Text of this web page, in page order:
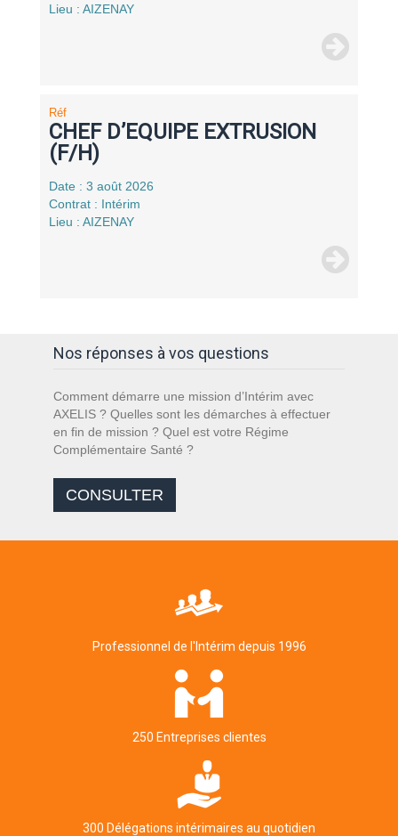
Lieu : AIZENAY
Réf
CHEF D’EQUIPE EXTRUSION
(F/H)
Date : 3 août 2026
Contrat : Intérim
Lieu : AIZENAY
Nos réponses à vos questions
Comment démarre une mission d’Intérim avec
AXELIS ? Quelles sont les démarches à effectuer
en fin de mission ? Quel est votre Régime
Complémentaire Santé ?
CONSULTER
Professionnel de l'Intérim depuis 1996
250 Entreprises clientes
300 Délégations intérimaires au quotidien